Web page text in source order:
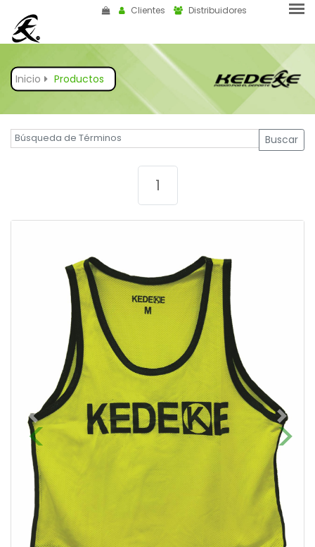
Clientes Distribuidores
Inicio Productos
Buscar
1
Previous Next